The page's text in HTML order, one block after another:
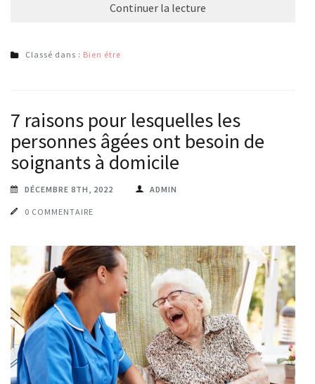
Continuer la lecture
Classé dans : Bien étre
7 raisons pour lesquelles les
personnes âgées ont besoin de
soignants à domicile
DÉCEMBRE 8TH, 2022 ADMIN
0 COMMENTAIRE